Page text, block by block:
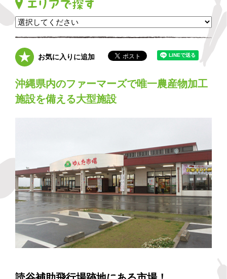
お気に入りに追加
沖縄県内のファーマーズで唯一農産物加工
施設を備える大型施設